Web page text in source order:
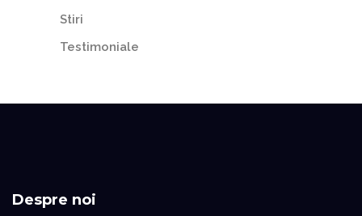
Stiri
Testimoniale
Despre noi